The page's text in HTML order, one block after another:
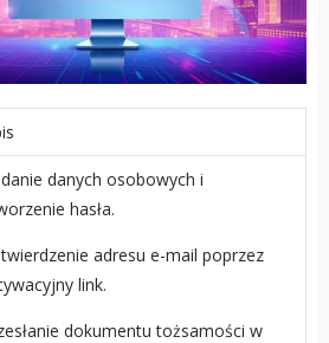
danych osobowych i
hasła.
adresu e-mail poprzez
link.
dokumentu tożsamości w